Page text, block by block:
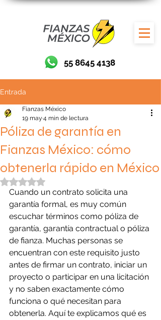
55 8645 4138
Entrada
Póliza de garantía en
Fianzas México: cómo
obtenerla rápido en México
Fianzas México
19 may 4 min de lectura
Obtuvo NaN de 5 estrellas.
Cuando un contrato solicita una
garantía formal, es muy común
escuchar términos como póliza de
garantía, garantía contractual o póliza
de fianza. Muchas personas se
encuentran con este requisito justo
antes de firmar un contrato, iniciar un
proyecto o participar en una licitación
y no saben exactamente cómo
funciona o qué necesitan para
obtenerla. Aquí te explicamos qué es